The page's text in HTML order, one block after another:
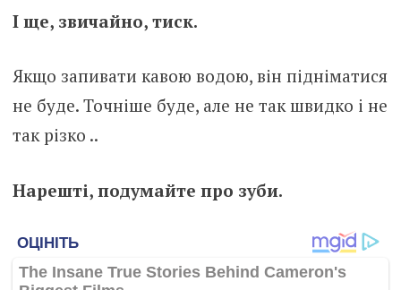
І ще, звичайно, тиск.
Якщо запивати кавою водою, він підніматися
не буде. Точніше буде, але не так швидко і не
так різко ..
Нарешті, подумайте про зуби.